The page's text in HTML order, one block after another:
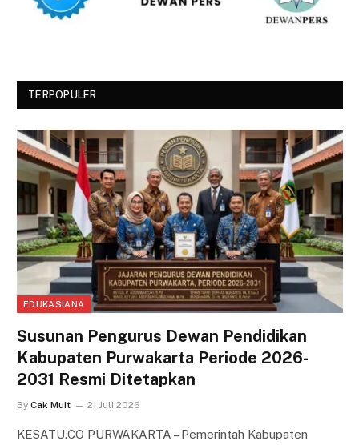
TERPOPULER
EDUKASIANA
Susunan Pengurus Dewan Pendidikan
Kabupaten Purwakarta Periode 2026-
2031 Resmi Ditetapkan
By Cak Muit 21 Juli 2026
KESATU.CO PURWAKARTA – Pemerintah Kabupaten